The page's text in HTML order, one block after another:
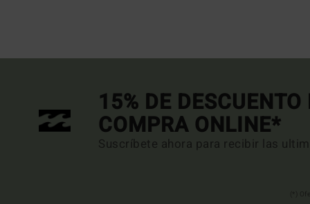
15% DE
COMPRA ONLINE*
Suscríbete ahora para recibir las